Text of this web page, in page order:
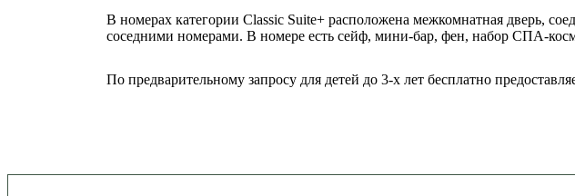
В номерах категории Classic Suite+ расположена межкомнатная дверь,
соседними номерами. В номере есть сейф, мини-бар, фен, набор СПА-
По предварительному запросу для детей до 3-х лет бесплатно